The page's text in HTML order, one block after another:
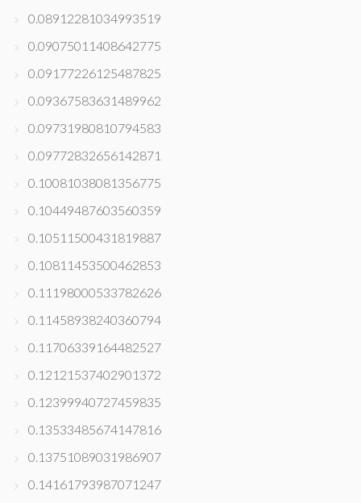
0.08912281034993519
0.09075011408642775
0.09177226125487825
0.09367583631489962
0.09731980810794583
0.09772832656142871
0.10081038081356775
0.10449487603560359
0.10511500431819887
0.10811453500462853
0.11198000533782626
0.11458938240360794
0.11706339164482527
0.12121537402901372
0.12399940727459835
0.13533485674147816
0.13751089031986907
0.14161793987071247